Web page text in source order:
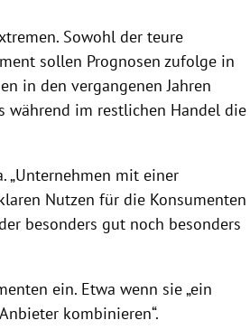
Sowohl der teure
sollen Prognosen zufolge in
in den vergangenen Jahren
während im restlichen Handel die
„Unternehmen mit einer
Nutzen für die Konsumenten
besonders gut noch besonders
ein. Etwa wenn sie „ein
kombinieren“.